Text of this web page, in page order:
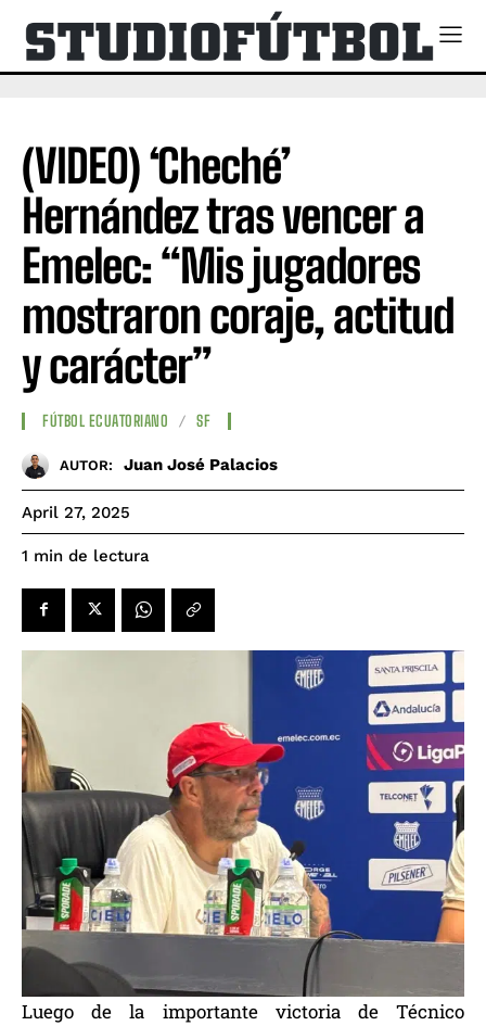
(VIDEO) ‘Cheché’
Hernández tras vencer a
Emelec: “Mis jugadores
mostraron coraje, actitud
y carácter”
FÚTBOL ECUATORIANO SF
AUTOR: Juan José Palacios
April 27, 2025
1 min de lectura
Luego de la importante victoria de Técnico